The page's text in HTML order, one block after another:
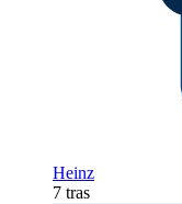
Heinz
7 tras